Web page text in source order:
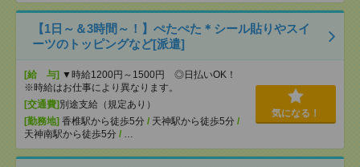
【1日～＆3時間～！】ぺたぺた＊シール貼りやスイ
ーツのトッピングなど[派遣]
[給 与] ▼時給1200円～1500円 ◎日払いOK！
※時給はお仕事により異なります。
[交通費] 別途支給（規定あり）
[勤務地] 香椎駅から徒歩5分 / 天神駅から徒歩5分 /
天神南駅から徒歩5分 / …
気になる！